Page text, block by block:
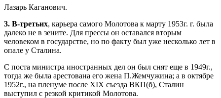
Лазарь Каганович.
3. В-третьих, карьера самого Молотова к марту 1953г. г. была
далеко не в зените. Для прессы он оставался вторым
человеком в государстве, но по факту был уже несколько лет в
опале у Сталина.
С поста министра иностранных дел он был снят еще в 1949г.,
тогда же была арестована его жена П.Жемчужина; а в октябре
1952г., на пленуме после XIX съезда ВКП(б), Сталин
выступил с резкой критикой Молотова.